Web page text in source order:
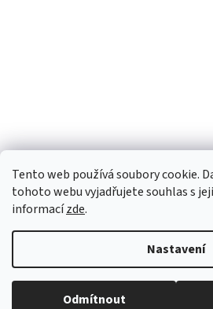
Tento web používá soubory cookie.
tohoto webu vyjadřujete souhlas s
informacízde.
Nastavení
Odmítnout
Copyright 2026PEGASPLUS. Všechna